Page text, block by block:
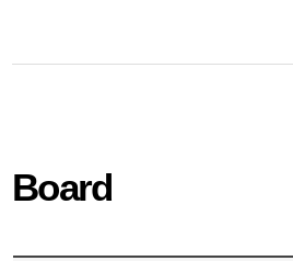
Board